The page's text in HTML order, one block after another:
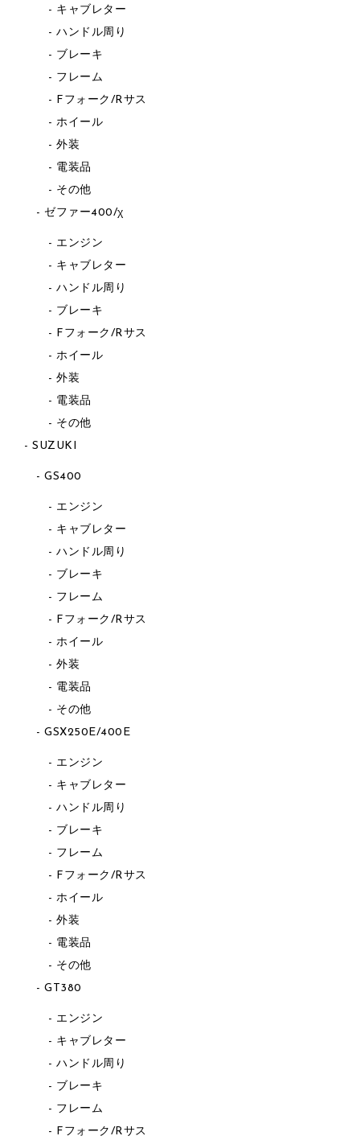
キャブレター
ハンドル周り
ブレーキ
フレーム
Fフォーク/Rサス
ホイール
外装
電装品
その他
ゼファー400/χ
エンジン
キャブレター
ハンドル周り
ブレーキ
Fフォーク/Rサス
ホイール
外装
電装品
その他
SUZUKI
GS400
エンジン
キャブレター
ハンドル周り
ブレーキ
フレーム
Fフォーク/Rサス
ホイール
外装
電装品
その他
GSX250E/400E
エンジン
キャブレター
ハンドル周り
ブレーキ
フレーム
Fフォーク/Rサス
ホイール
外装
電装品
その他
GT380
エンジン
キャブレター
ハンドル周り
ブレーキ
フレーム
Fフォーク/Rサス